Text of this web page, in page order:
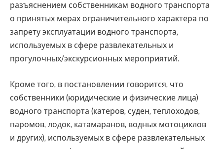
разъяснением собственникам водного транспорта
о принятых мерах ограничительного характера по
запрету эксплуатации водного транспорта,
используемых в сфере развлекательных и
прогулочных/экскурсионных мероприятий.
Кроме того, в постановлении говорится, что
собственники (юридические и физические лица)
водного транспорта (катеров, суден, теплоходов,
паромов, лодок, катамаранов, водных мотоциклов
и других), используемых в сфере развлекательных